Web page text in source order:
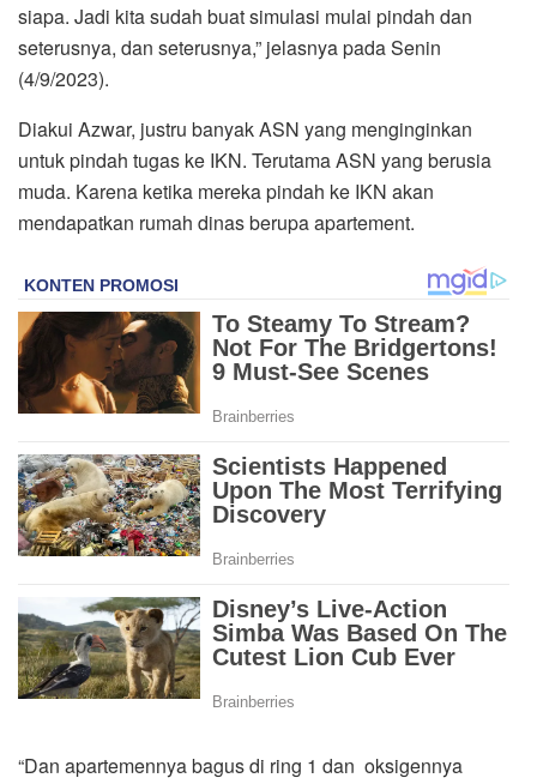
siapa. Jadi kita sudah buat simulasi mulai pindah dan
seterusnya, dan seterusnya,” jelasnya pada Senin
(4/9/2023).
Diakui Azwar, justru banyak ASN yang menginginkan
untuk pindah tugas ke IKN. Terutama ASN yang berusia
muda. Karena ketika mereka pindah ke IKN akan
mendapatkan rumah dinas berupa apartement.
“Dan apartemennya bagus di ring 1 dan oksigennya